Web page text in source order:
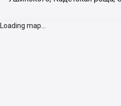
Loading map...